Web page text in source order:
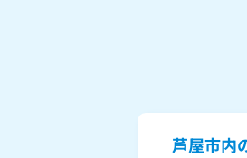
芦屋市内